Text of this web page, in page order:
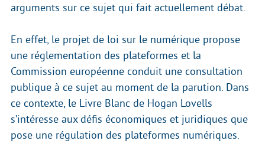
arguments sur ce sujet qui fait actuellement débat.
En effet, le projet de loi sur le numérique propose
une réglementation des plateformes et la
Commission européenne conduit une consultation
publique à ce sujet au moment de la parution. Dans
ce contexte, le Livre Blanc de Hogan Lovells
s’intéresse aux défis économiques et juridiques que
pose une régulation des plateformes numériques.